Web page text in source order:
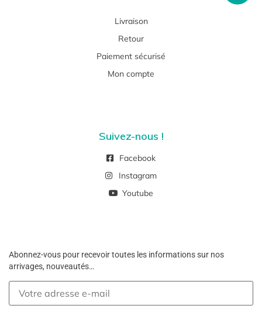
Livraison
Retour
Paiement sécurisé
Mon compte
Suivez-nous !
Facebook
Instagram
Youtube
Abonnez-vous pour recevoir toutes les informations sur nos
arrivages, nouveautés…